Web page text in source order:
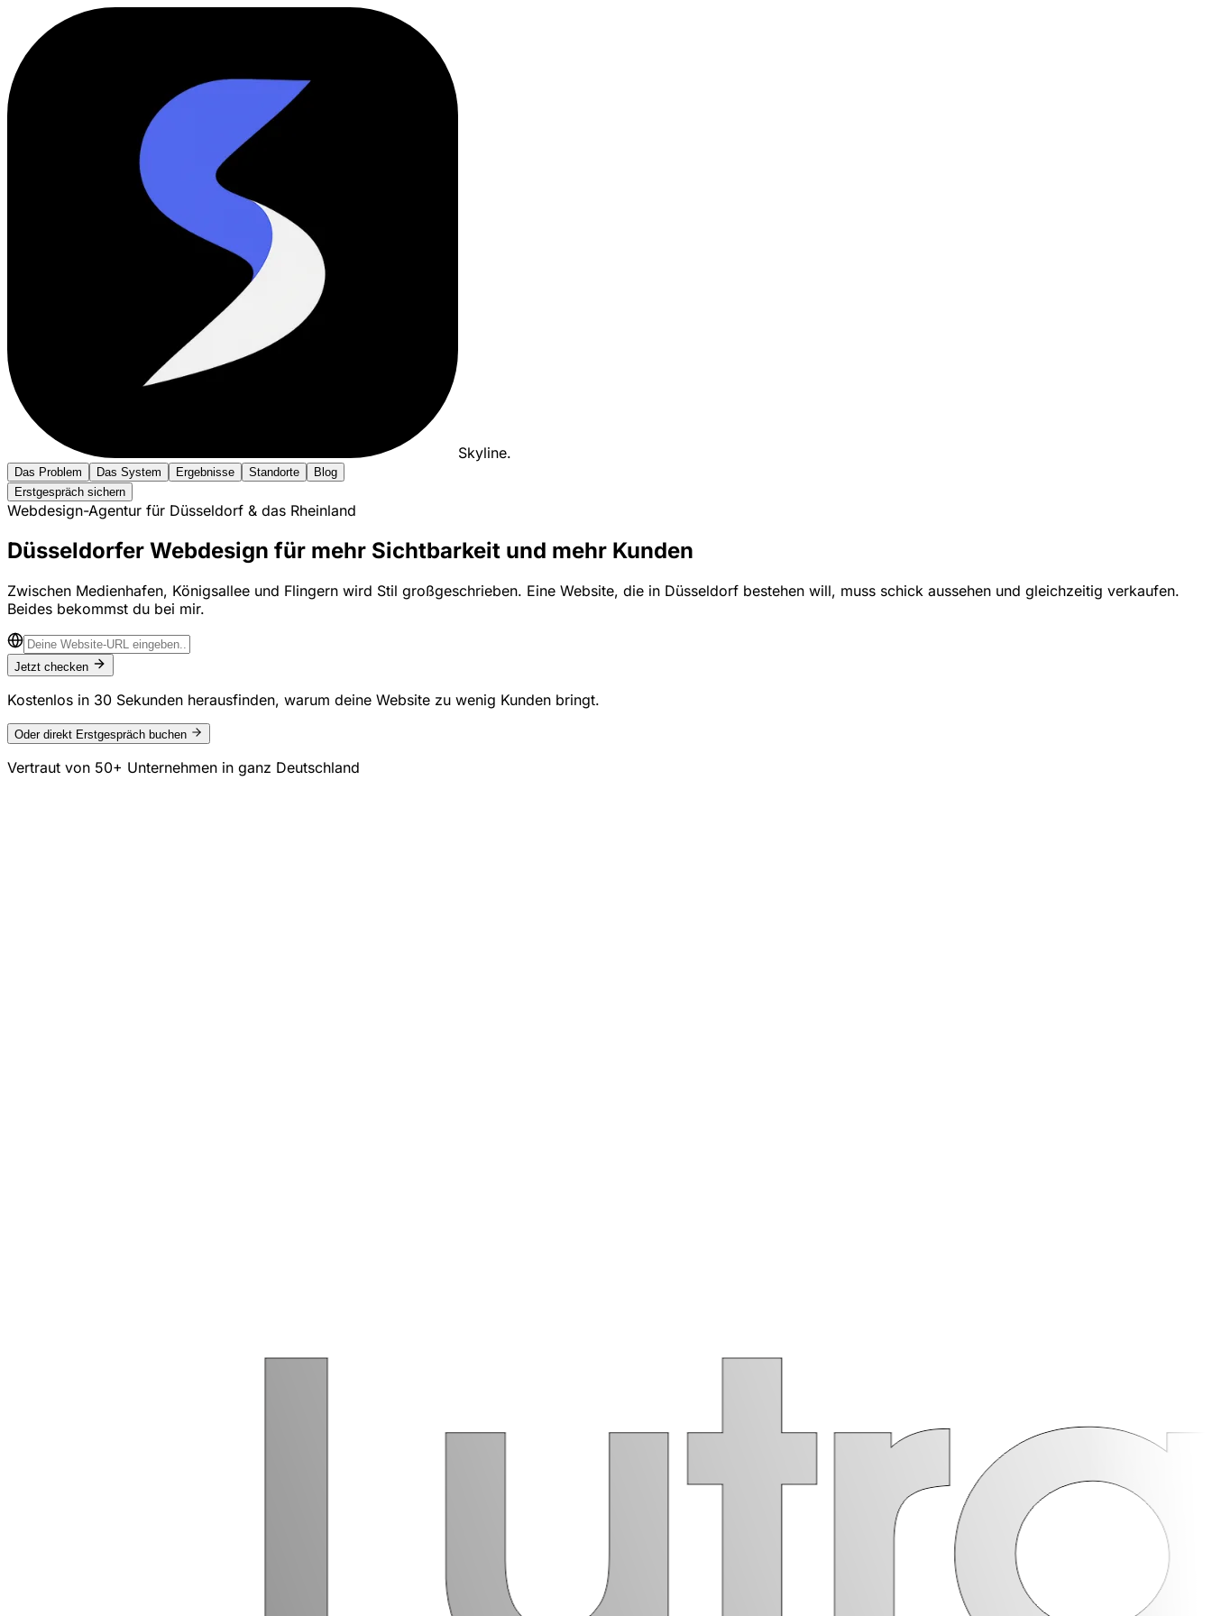
Skyline.
Das Problem Das System Ergebnisse Standorte
Blog
Erstgespräch sichern
Webdesign-Agentur für Düsseldorf & das Rheinland
Düsseldorfer Webdesign für mehr Sichtbarkeit und mehr Kunden
Zwischen Medienhafen, Königsallee und Flingern wird Stil großgeschrieben. Eine Website, die in Düsseldorf bestehen will, muss schick aussehen und gleichzeitig verkaufen.
Beides bekommst du bei mir.
Jetzt checken
Kostenlos in 30 Sekunden herausfinden, warum deine Website zu wenig Kunden bringt.
Oder direkt Erstgespräch buchen
Vertraut von 50+ Unternehmen in ganz Deutschland